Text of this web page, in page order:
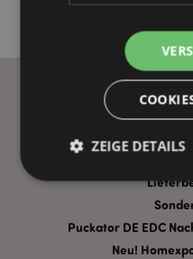
Puckator DE EDC
Neu!
ZEIGE DETAILS
Unbedingt
Ausrichten